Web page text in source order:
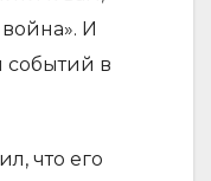
И
событий в
что его